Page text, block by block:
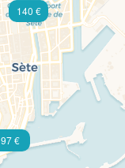
97 €
140 €